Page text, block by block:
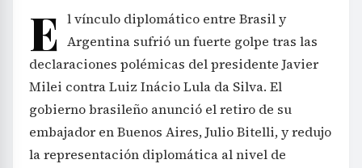
E l vínculo diplomático entre Brasil y
Argentina sufrió un fuerte golpe tras las
declaraciones polémicas del presidente Javier
Milei contra Luiz Inácio Lula da Silva. El
gobierno brasileño anunció el retiro de su
embajador en Buenos Aires, Julio Bitelli, y redujo
la representación diplomática al nivel de